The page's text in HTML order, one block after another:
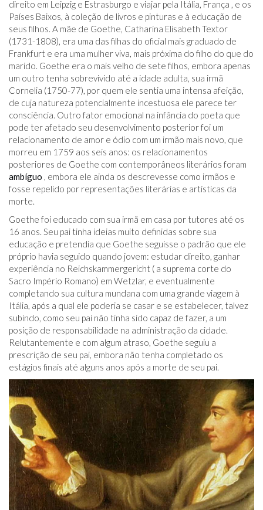
direito em Leipzig e Estrasburgo e viajar pela Itália, França , e os
Países Baixos, à coleção de livros e pinturas e à educação de
seus filhos. A mãe de Goethe, Catharina Elisabeth Textor
(1731-1808), era uma das filhas do oficial mais graduado de
Frankfurt e era uma mulher viva, mais próxima do filho do que do
marido. Goethe era o mais velho de sete filhos, embora apenas
um outro tenha sobrevivido até a idade adulta, sua irmã
Cornelia (1750-77), por quem ele sentia uma intensa afeição,
de cuja natureza potencialmente incestuosa ele parece ter
consciência. Outro fator emocional na infância do poeta que
pode ter afetado seu desenvolvimento posterior foi um
relacionamento de amor e ódio com um irmão mais novo, que
morreu em 1759 aos seis anos: os relacionamentos
posteriores de Goethe com contemporâneos literários foram
ambíguo , embora ele ainda os descrevesse como irmãos e
fosse repelido por representações literárias e artísticas da
morte.
Goethe foi educado com sua irmã em casa por tutores até os
16 anos. Seu pai tinha ideias muito definidas sobre sua
educação e pretendia que Goethe seguisse o padrão que ele
próprio havia seguido quando jovem: estudar direito, ganhar
experiência no Reichskammergericht ( a suprema corte do
Sacro Império Romano) em Wetzlar, e eventualmente
completando sua cultura mundana com uma grande viagem à
Itália, após a qual ele poderia se casar e se estabelecer, talvez
subindo, como seu pai não tinha sido capaz de fazer, a um
posição de responsabilidade na administração da cidade.
Relutantemente e com algum atraso, Goethe seguiu a
prescrição de seu pai, embora não tenha completado os
estágios finais até alguns anos após a morte de seu pai.